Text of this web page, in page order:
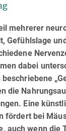
mehrerer
Gefühlslage
dabei
die
Eine
fördert bei
auch wenn die